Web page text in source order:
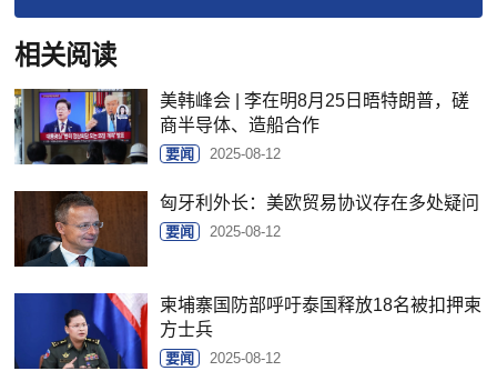
相关阅读
美韩峰会 | 李在明8月25日晤特朗普，磋
商半导体、造船合作
要闻 2025-08-12
匈牙利外长：美欧贸易协议存在多处疑问
要闻 2025-08-12
柬埔寨国防部呼吁泰国释放18名被扣押柬
方士兵
要闻 2025-08-12